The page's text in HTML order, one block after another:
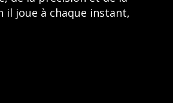
joue à chaque instant,